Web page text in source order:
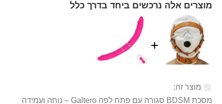
מוצרים אלה נרכשים ביחד בדרך כלל
מוצר זה:
מסכת BDSM סגורה עם פתח לפה Galtero – נוחה ועמידה